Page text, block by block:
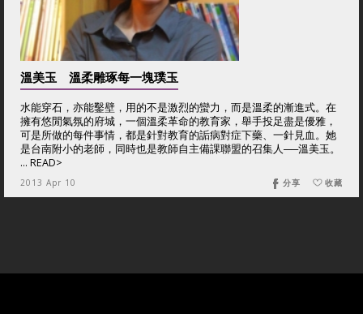
溫美玉 溫柔雕琢每一塊璞玉
水能穿石，亦能鑿壁，用的不是激烈的蠻力，而是溫柔的漸進式。在
擁有悠閒氣氛的府城，一個溫柔革命的教育家，舉手投足盡是優雅，
可是所做的每件事情，都是針對教育的詬病對症下藥、一針見血。她
是台南附小的老師，同時也是教師自主備課聯盟的召集人──溫美玉。
... READ>
2013 Apr 10 收藏
分享